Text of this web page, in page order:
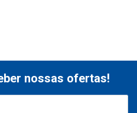
nossas ofertas!